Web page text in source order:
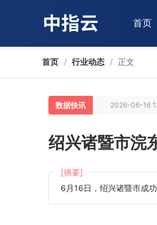
首页
首页 / 行业动态 / 正文
数据快讯 2026-06-16
绍兴诸暨市浣
[摘要]
6月16日，绍兴诸暨市成功